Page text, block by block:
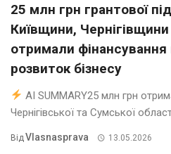
25 млн грн грантової
Київщини,
отримали
розвиток бізнесу
AI SUMMARY25 млн грн
Чернігівської та Сумської
Від Vlasnasprava 13.05.2026